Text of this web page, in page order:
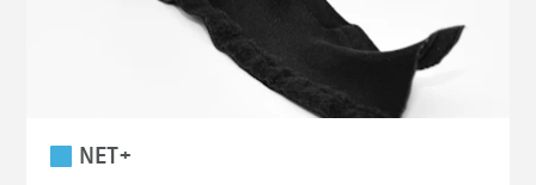
NET+